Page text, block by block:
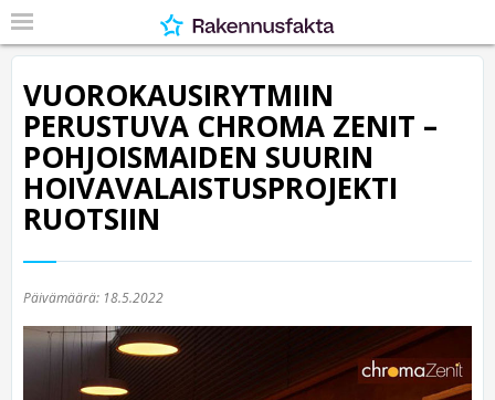
VUOROKAUSIRYTMIIN
PERUSTUVA CHROMA ZENIT –
POHJOISMAIDEN SUURIN
HOIVAVALAISTUSPROJEKTI
RUOTSIIN
Päivämäärä: 18.5.2022